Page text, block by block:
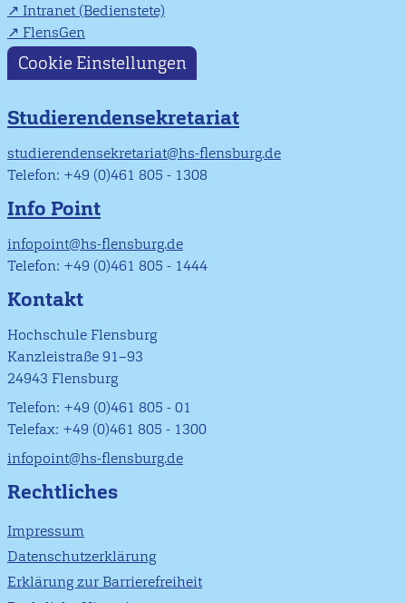
Intranet (Bedienstete)
FlensGen
Cookie Einstellungen
Studierendensekretariat
studierendensekretariat@hs-flensburg.de
Telefon: +49 (0)461 805 - 1308
Info Point
infopoint@hs-flensburg.de
Telefon: +49 (0)461 805 - 1444
Kontakt
Hochschule Flensburg
Kanzleistraße 91–93
24943 Flensburg
Telefon: +49 (0)461 805 - 01
Telefax: +49 (0)461 805 - 1300
infopoint@hs-flensburg.de
Rechtliches
Impressum
Datenschutzerklärung
Erklärung zur Barrierefreiheit